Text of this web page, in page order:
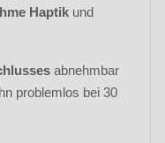
Haptik und
abnehmbar
problemlos bei 30